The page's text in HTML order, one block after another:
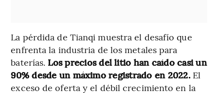
La pérdida de Tianqi muestra el desafío que
enfrenta la industria de los metales para
baterías. Los precios del litio han caído casi un
90% desde un máximo registrado en 2022.El
exceso de oferta y el débil crecimiento en la